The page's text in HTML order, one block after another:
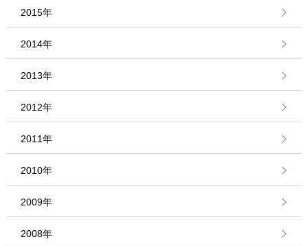
2015年
2014年
2013年
2012年
2011年
2010年
2009年
2008年